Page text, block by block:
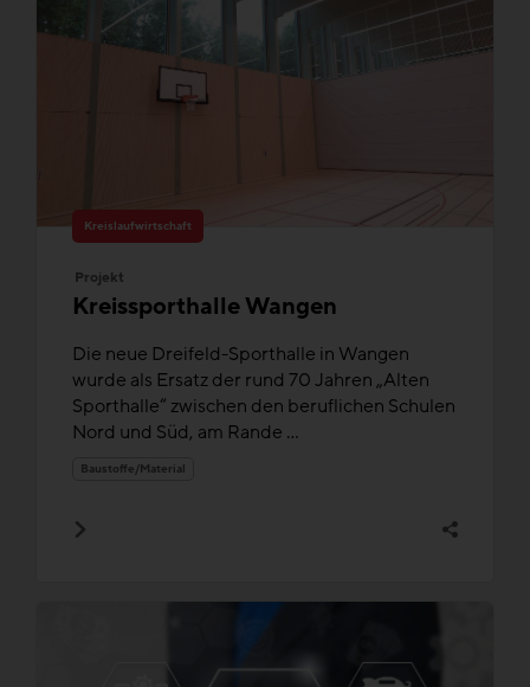
Kreislaufwirtschaft
Projekt
Kreissporthalle Wangen
Die neue Dreifeld-Sporthalle in Wangen
wurde als Ersatz der rund 70 Jahren „Alten
Sporthalle“ zwischen den beruflichen Schulen
Nord und Süd, am Rande ...
Baustoffe/Material